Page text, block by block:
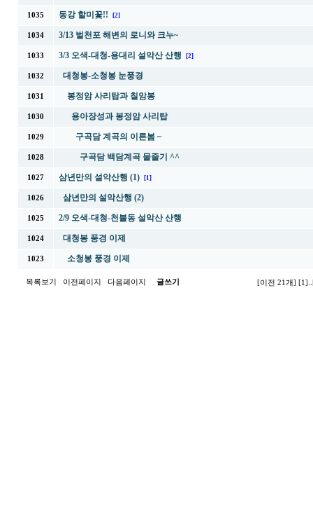
1035 동강 할미꽃!! [2]
1034 3/13 벌천포 해변의 로니와 크누~
1033 3/3 오색-대청-용대리 설악산 산행 [2]
1032 대청봉-소청봉 눈풍경
1031 봉정암 사리탑과 칠암봉
1030 용아장성과 봉정암 사리탑
1029 구곡담 계곡의 이른봄 ~
1028 구곡담 백담계곡 물줄기 ^^
1027 삼년만의 설악산행 (1) [1]
1026 삼년만의 설악산행 (2)
1025 2/9 오색-대청-천불동 설악산 산행
1024 대청봉 풍경 이제
1023 소청봉 풍경 이제
목록보기 이전페이지 다음페이지 글쓰기 [이전 21개] [1]